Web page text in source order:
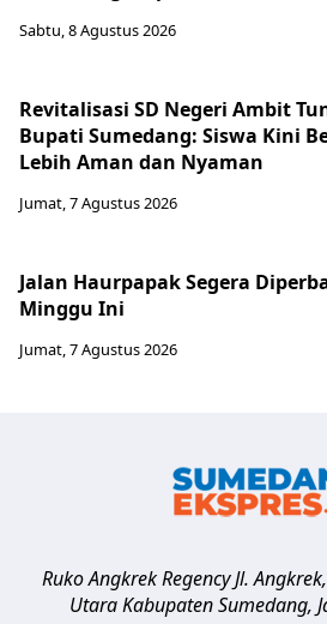
Sabtu, 8 Agustus 2026
Revitalisasi SD Negeri Ambit
Bupati Sumedang: Siswa Kini
Lebih Aman dan Nyaman
Jumat, 7 Agustus 2026
Jalan Haurpapak Segera
Minggu Ini
Jumat, 7 Agustus 2026
Ruko Angkrek Regency Jl.
Utara Kabupaten Sumedang,